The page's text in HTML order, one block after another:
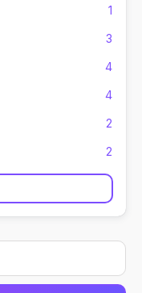
1
3
4
4
2
2